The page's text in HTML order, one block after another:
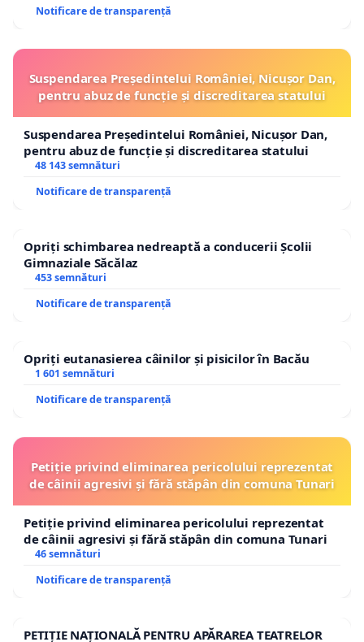
Notificare de transparență
Suspendarea Președintelui României, Nicușor Dan,
pentru abuz de funcție și discreditarea statului
Suspendarea Președintelui României, Nicușor Dan,
pentru abuz de funcție și discreditarea statului
48 143 semnături
Notificare de transparență
Opriți schimbarea nedreaptă a conducerii Școlii
Gimnaziale Săcălaz
453 semnături
Notificare de transparență
Opriți eutanasierea câinilor și pisicilor în Bacău
1 601 semnături
Notificare de transparență
Petiție privind eliminarea pericolului reprezentat
de câinii agresivi și fără stăpân din comuna Tunari
Petiție privind eliminarea pericolului reprezentat
de câinii agresivi și fără stăpân din comuna Tunari
46 semnături
Notificare de transparență
PETIȚIE NAȚIONALĂ PENTRU APĂRAREA TEATRELOR